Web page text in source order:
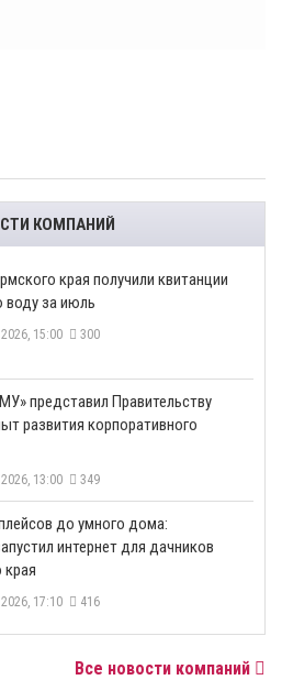
КОМПАНИЙ
края получили квитанции
воду за июль
15:00 300
представил Правительству
развития корпоративного
13:00 349
до умного дома:
интернет для дачников
17:10 416
Все новости компаний